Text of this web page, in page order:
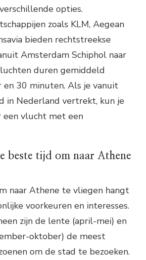
opties.
zoals KLM, Aegean
bieden rechtstreekse
Amsterdam Schiphol naar
duren gemiddeld
en 30 minuten. Als je vanuit
in Nederland vertrekt, kun je
een vlucht met een
beste tijd om naar Athene
naar Athene te vliegen hangt
voorkeuren en interesses.
zijn de lente (april-mei) en
oktober) de meest
om de stad te bezoeken.